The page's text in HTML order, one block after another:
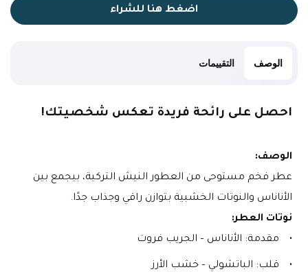
اضغط هنا للشراء
الوصف التقييمات
احصل على رائحة فريدة تعكس شخصيتك!
الوصف:
الأناناس والنوتات الخشبية بتوازن راقي وجذاب جدًا.
نوتات العطر:
مقدمة: الأناناس – الجريب فروت
قلب: الباتشولي – خشب الأرز